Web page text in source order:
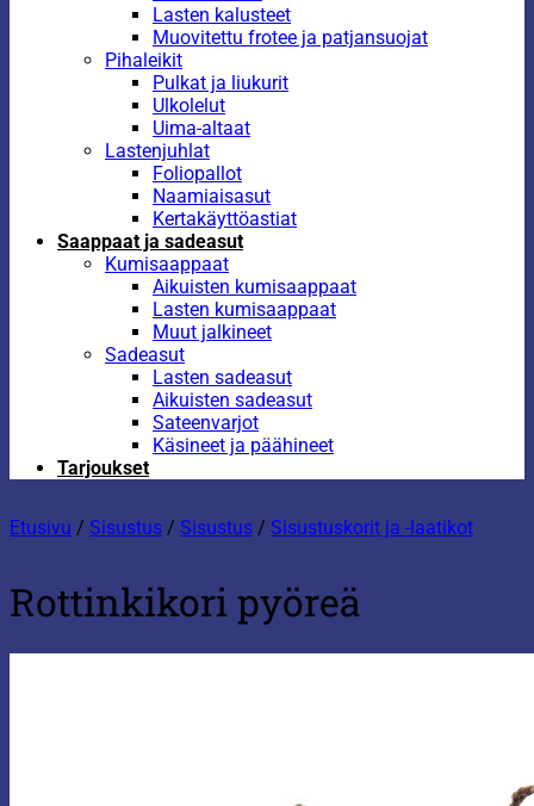
Lasten kalusteet
Muovitettu frotee ja patjansuojat
Pihaleikit
Pulkat ja liukurit
Ulkolelut
Uima-altaat
Lastenjuhlat
Foliopallot
Naamiaisasut
Kertakäyttöastiat
Saappaat ja sadeasut
Kumisaappaat
Aikuisten kumisaappaat
Lasten kumisaappaat
Muut jalkineet
Sadeasut
Lasten sadeasut
Aikuisten sadeasut
Sateenvarjot
Käsineet ja päähineet
Tarjoukset
Etusivu / Sisustus / Sisustus / Sisustuskorit ja -laatikot
Rottinkikori pyöreä